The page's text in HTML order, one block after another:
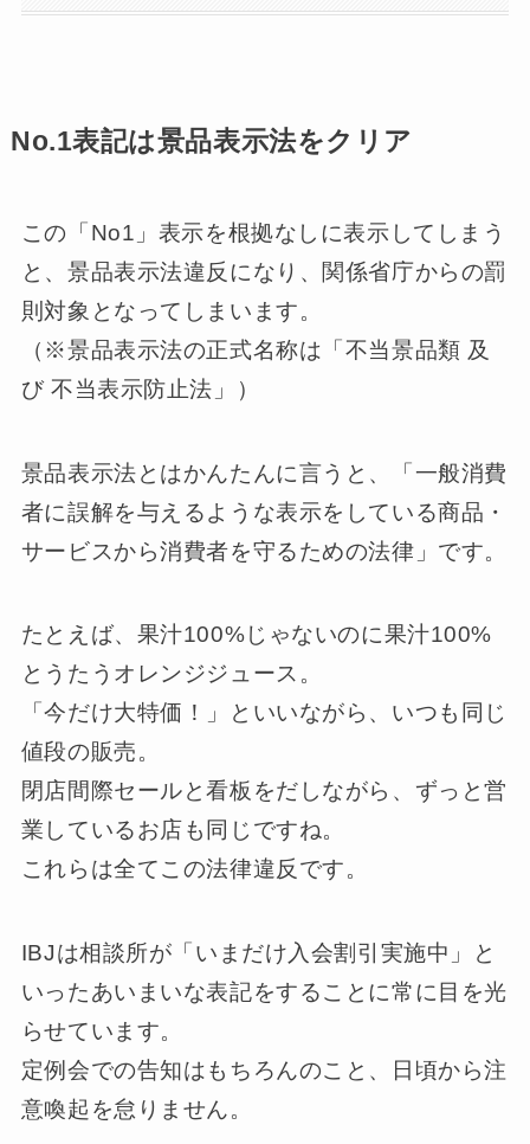
No.1表記は景品表示法をクリア
この「No1」表示を根拠なしに表示してしまう
と、景品表示法違反になり、関係省庁からの罰
則対象となってしまいます。
（※景品表示法の正式名称は「不当景品類 及
び 不当表示防止法」）
景品表示法とはかんたんに言うと、「一般消費
者に誤解を与えるような表示をしている商品・
サービスから消費者を守るための法律」です。
たとえば、果汁100%じゃないのに果汁100%
とうたうオレンジジュース。
「今だけ大特価！」といいながら、いつも同じ
値段の販売。
閉店間際セールと看板をだしながら、ずっと営
業しているお店も同じですね。
これらは全てこの法律違反です。
IBJは相談所が「いまだけ入会割引実施中」と
いったあいまいな表記をすることに常に目を光
らせています。
定例会での告知はもちろんのこと、日頃から注
意喚起を怠りません。